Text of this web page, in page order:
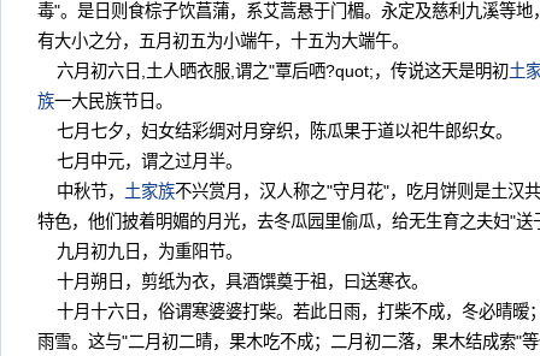
毒"。是日则食棕子饮菖蒲，系艾蒿悬于门楣。永定及慈利九溪等地
有大小之分，五月初五为小端午，十五为大端午。
六月初六日,土人晒衣服,谓之"覃后哂?quot;，传说这天是明初土
族一大民族节日。
七月七夕，妇女结彩绸对月穿织，陈瓜果于道以祀牛郎织女
七月中元，谓之过月半。
中秋节， 土家族不兴赏月，汉人称之"守月花"，吃月饼则是土汉
特色，他们披着明媚的月光，去冬瓜园里偷瓜，给无生育之夫
九月初九日，为重阳节。
十月朔日，剪纸为衣，具酒馔奠于祖，曰送寒衣。
十月十六日，俗谓寒婆婆打柴。若此日雨，打柴不成，冬必晴暧
雨雪。这与"二月初二晴，果木吃不成；二月初二落，果木结成